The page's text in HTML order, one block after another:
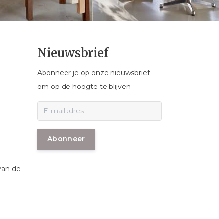
de
Nieuwsbrief
Abonneer je op onze nieuwsbrief
om op de hoogte te blijven.
Abonneer